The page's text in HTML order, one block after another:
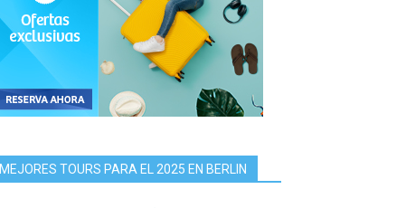
MEJORES TOURS PARA EL 2025 EN BERLIN